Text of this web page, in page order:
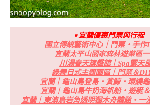
♥宜蘭優惠門票與行程
國立傳統藝術中心｜門票・手作
宜蘭太平山國家森林遊樂區
川湯春天旗艦館｜Spa露天
綠舞日式主題園區｜門票＆
宜蘭｜龜山島登島・賞鯨・環繞
宜蘭｜龜山島牛奶海帆船・遊艇
宜蘭｜東澳烏岩角透明獨木舟體驗・一